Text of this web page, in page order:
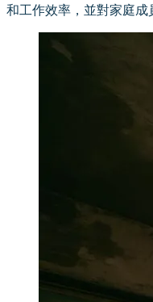
和工作效率，並對家庭成